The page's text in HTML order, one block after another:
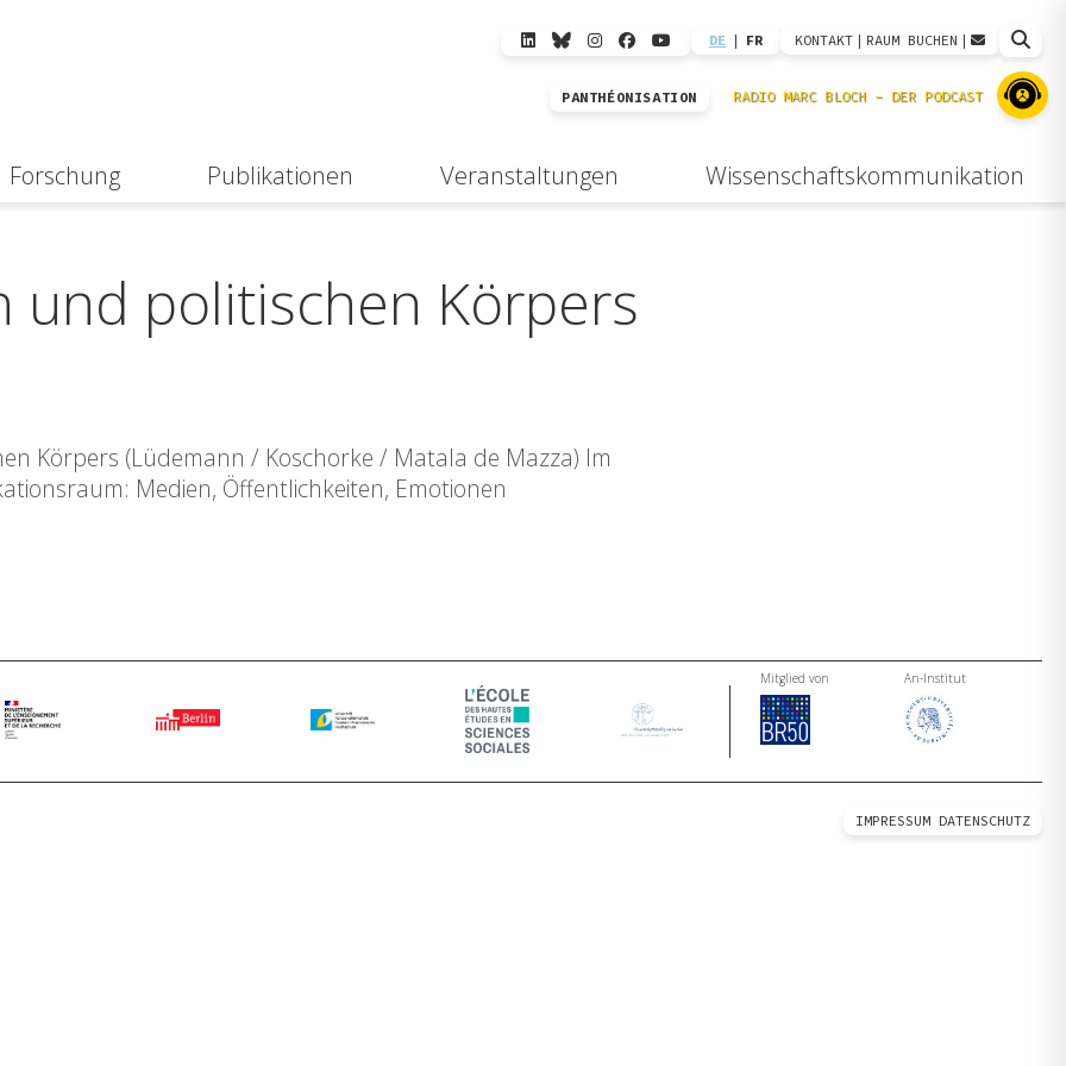
DE | FR KONTAKT | RAUM BUCHEN |
PANTHÉONISATION
Forschung Publikationen Veranstaltungen Wissenschaftskommunikation
und politischen Körpers
Körpers (Lüdemann / Koschorke / Matala de Mazza) Im
Medien, Öffentlichkeiten, Emotionen
Mitglied von An-Institut
IMPRESSUM DATENSCHUTZ